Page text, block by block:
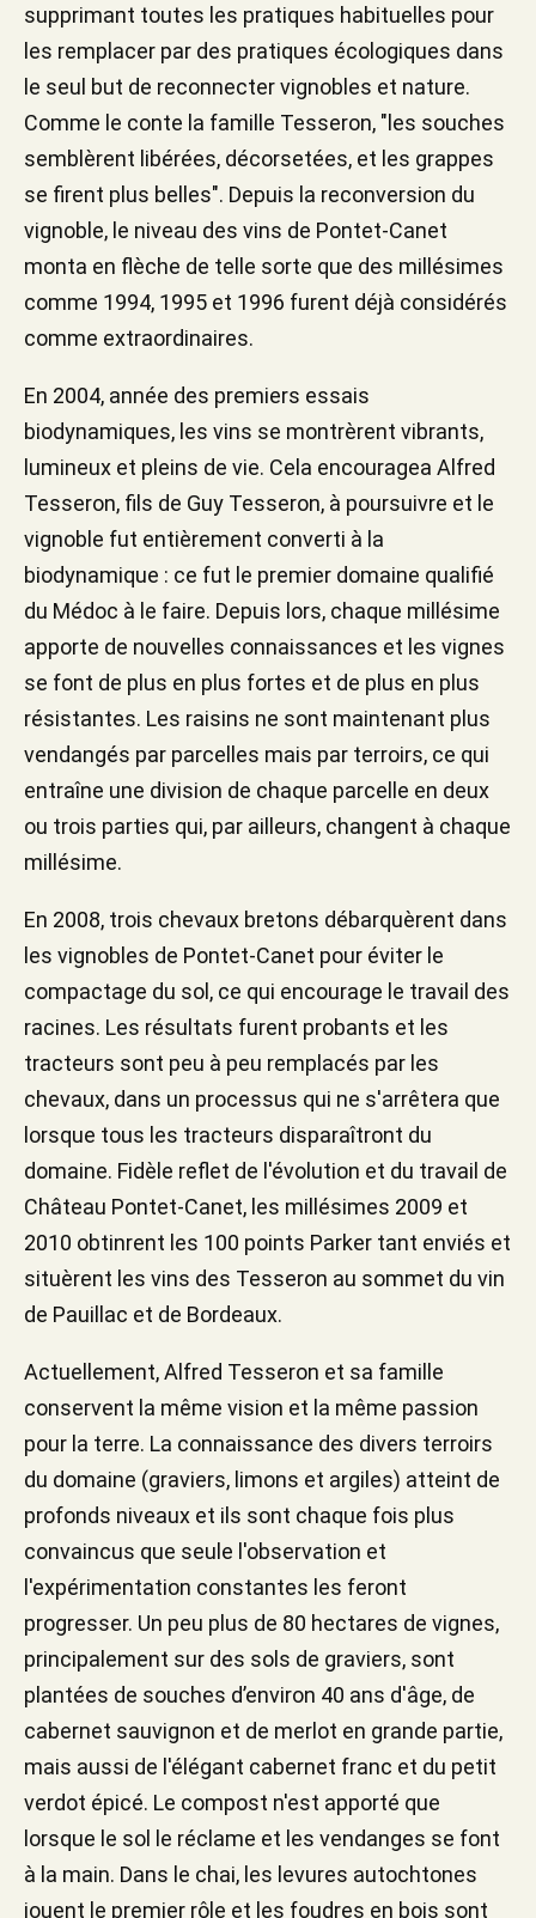
supprimant toutes les pratiques habituelles pour
les remplacer par des pratiques écologiques dans
le seul but de reconnecter vignobles et nature.
Comme le conte la famille Tesseron, "les souches
semblèrent libérées, décorsetées, et les grappes
se firent plus belles". Depuis la reconversion du
vignoble, le niveau des vins de Pontet-Canet
monta en flèche de telle sorte que des millésimes
comme 1994, 1995 et 1996 furent déjà considérés
comme extraordinaires.
En 2004, année des premiers essais
biodynamiques, les vins se montrèrent vibrants,
lumineux et pleins de vie. Cela encouragea Alfred
Tesseron, fils de Guy Tesseron, à poursuivre et le
vignoble fut entièrement converti à la
biodynamique : ce fut le premier domaine qualifié
du Médoc à le faire. Depuis lors, chaque millésime
apporte de nouvelles connaissances et les vignes
se font de plus en plus fortes et de plus en plus
résistantes. Les raisins ne sont maintenant plus
vendangés par parcelles mais par terroirs, ce qui
entraîne une division de chaque parcelle en deux
ou trois parties qui, par ailleurs, changent à chaque
millésime.
En 2008, trois chevaux bretons débarquèrent dans
les vignobles de Pontet-Canet pour éviter le
compactage du sol, ce qui encourage le travail des
racines. Les résultats furent probants et les
tracteurs sont peu à peu remplacés par les
chevaux, dans un processus qui ne s'arrêtera que
lorsque tous les tracteurs disparaîtront du
domaine. Fidèle reflet de l'évolution et du travail de
Château Pontet-Canet, les millésimes 2009 et
2010 obtinrent les 100 points Parker tant enviés et
situèrent les vins des Tesseron au sommet du vin
de Pauillac et de Bordeaux.
Actuellement, Alfred Tesseron et sa famille
conservent la même vision et la même passion
pour la terre. La connaissance des divers terroirs
du domaine (graviers, limons et argiles) atteint de
profonds niveaux et ils sont chaque fois plus
convaincus que seule l'observation et
l'expérimentation constantes les feront
progresser. Un peu plus de 80 hectares de vignes,
principalement sur des sols de graviers, sont
plantées de souches d’environ 40 ans d'âge, de
cabernet sauvignon et de merlot en grande partie,
mais aussi de l'élégant cabernet franc et du petit
verdot épicé. Le compost n'est apporté que
lorsque le sol le réclame et les vendanges se font
à la main. Dans le chai, les levures autochtones
jouent le premier rôle et les foudres en bois sont